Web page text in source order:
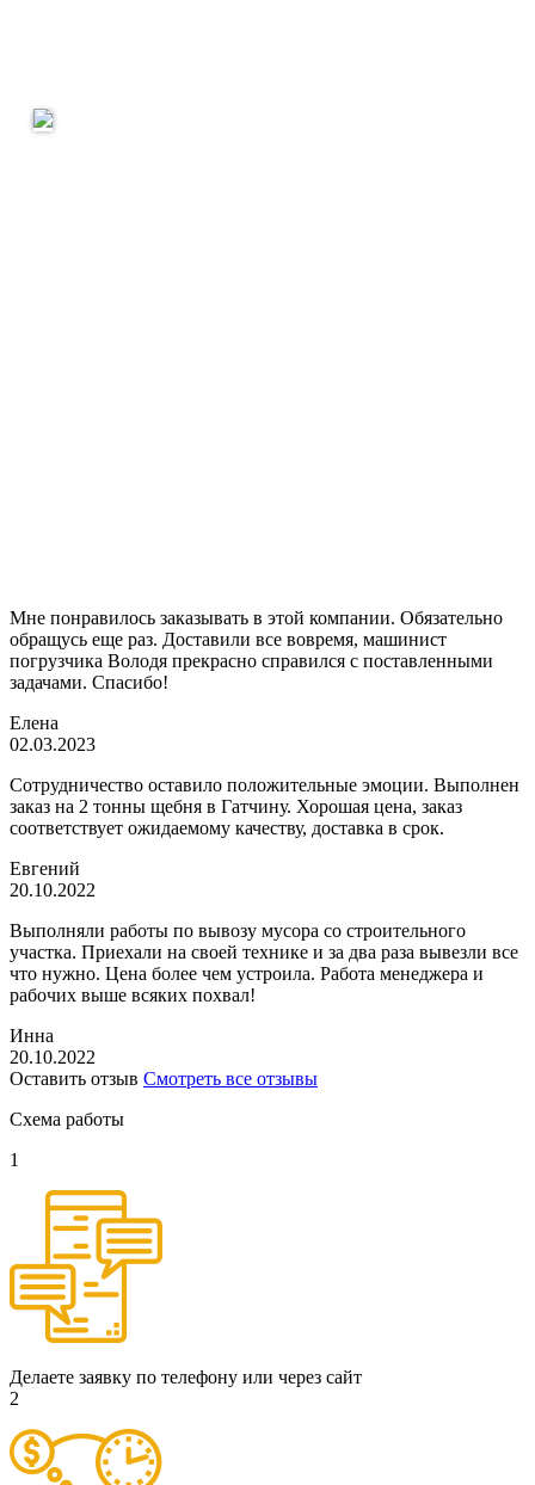
Мне понравилось заказывать в этой компании. Обязательно
обращусь еще раз. Доставили все вовремя, машинист
погрузчика Володя прекрасно справился с поставленными
задачами. Спасибо!
Елена
02.03.2023
Сотрудничество оставило положительные эмоции. Выполнен
заказ на 2 тонны щебня в Гатчину. Хорошая цена, заказ
соответствует ожидаемому качеству, доставка в срок.
Евгений
20.10.2022
Выполняли работы по вывозу мусора со строительного
участка. Приехали на своей технике и за два раза вывезли все
что нужно. Цена более чем устроила. Работа менеджера и
рабочих выше всяких похвал!
Инна
20.10.2022
Оставить отзыв Смотреть все отзывы
Схема работы
1
Делаете заявку по телефону или через сайт
2